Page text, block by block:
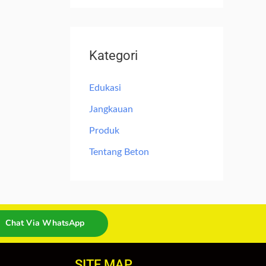
Kategori
Edukasi
Jangkauan
Produk
Tentang Beton
Chat Via WhatsApp